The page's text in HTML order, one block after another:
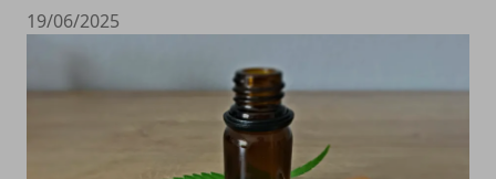
19/06/2025